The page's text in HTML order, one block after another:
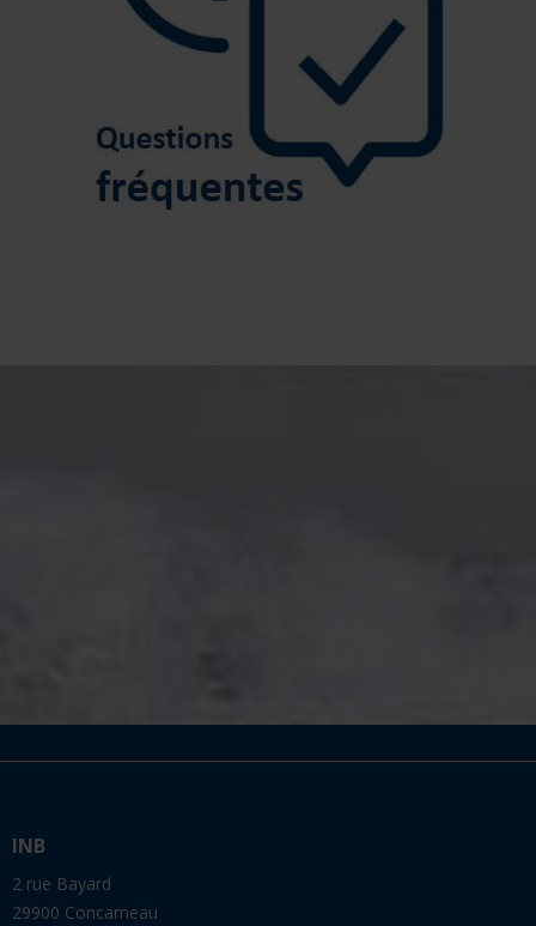
INB
2 rue Bayard
29900 Concarneau